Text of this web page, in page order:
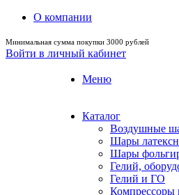
О компании
Минимальная сумма покупки 3000 рублей
Войти в личный кабинет
Меню
Каталог
Воздушные
Шары
Шары
Гелий,
Гелий и ГО
Компрессоры